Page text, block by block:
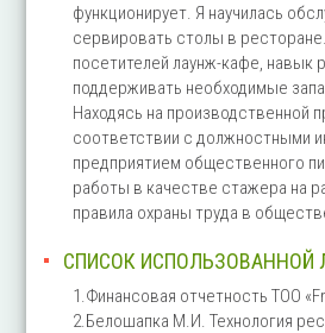
функционирует. Я научилась
сервировать столы в
посетителей лаунж-кафе, навык
поддерживать необходимые
Находясь на производственной
соответствии с должностными
предприятием общественного
работы в качестве стажера на
правила охраны труда в
СПИСОК ИСПОЛЬЗОВАННОЙ
1.Финансовая отчетность ТОО
2.Белошапка М.И. Технология